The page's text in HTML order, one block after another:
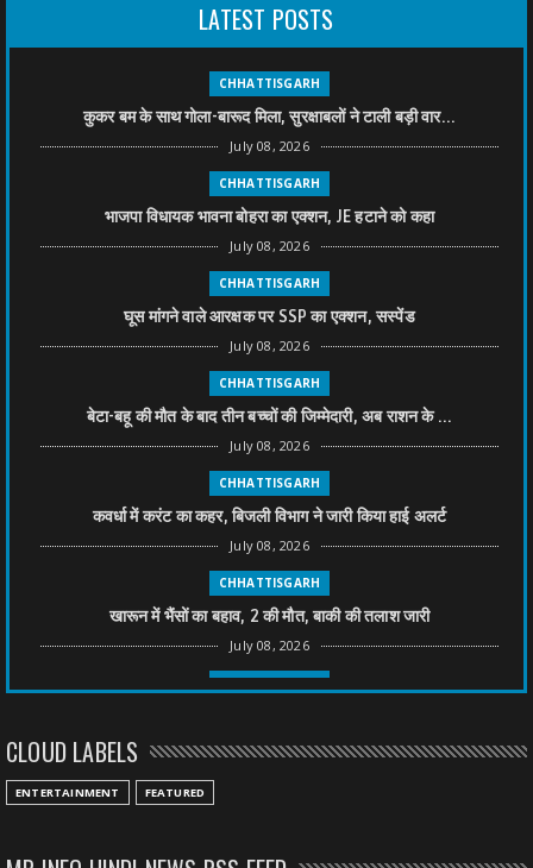
LATEST POSTS
CHHATTISGARH
कुकर बम के साथ गोला-बारूद मिला, सुरक्षाबलों ने टाली बड़ी वार...
July 08, 2026
CHHATTISGARH
भाजपा विधायक भावना बोहरा का एक्शन, JE हटाने को कहा
July 08, 2026
CHHATTISGARH
घूस मांगने वाले आरक्षक पर SSP का एक्शन, सस्पेंड
July 08, 2026
CHHATTISGARH
बेटा-बहू की मौत के बाद तीन बच्चों की जिम्मेदारी, अब राशन के ...
July 08, 2026
CHHATTISGARH
कवर्धा में करंट का कहर, बिजली विभाग ने जारी किया हाई अलर्ट
July 08, 2026
CHHATTISGARH
खारून में भैंसों का बहाव, 2 की मौत, बाकी की तलाश जारी
July 08, 2026
CHHATTISGARH
July 08, 2026
CLOUD LABELS
ENTERTAINMENT FEATURED